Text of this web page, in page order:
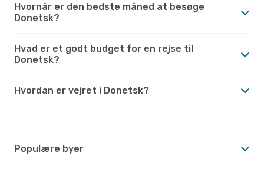
Hvornår er den bedste måned at besøge
Donetsk?
Hvad er et godt budget for en rejse til
Donetsk?
Hvordan er vejret i Donetsk?
Populære byer